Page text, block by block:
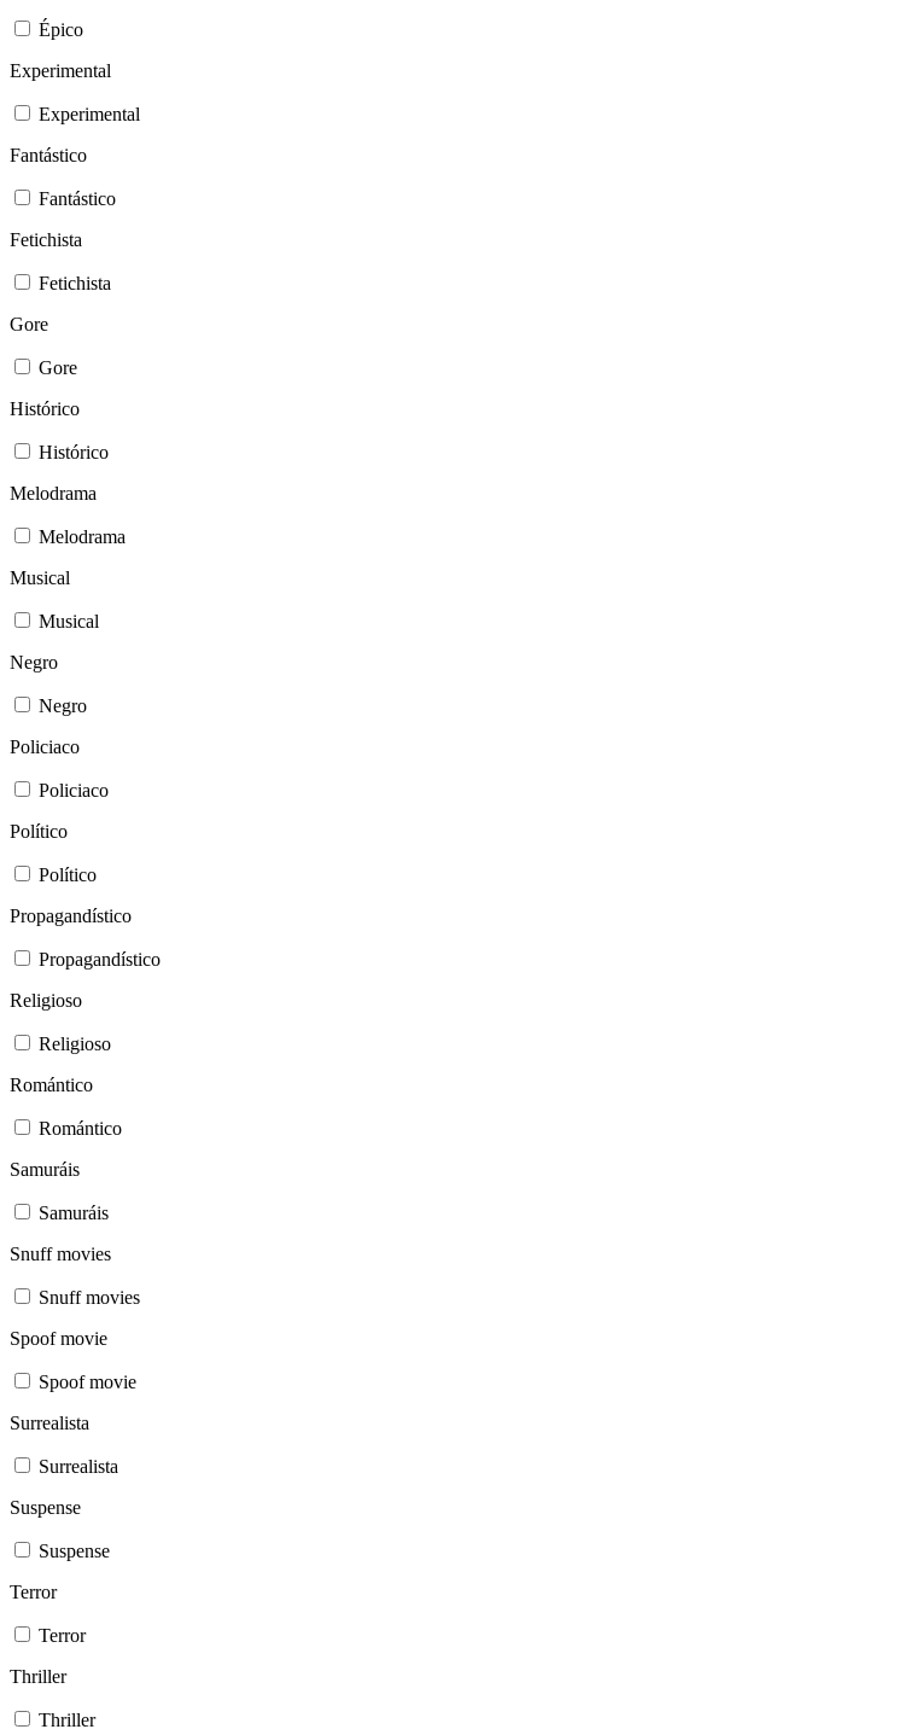
Épico
Experimental
Experimental
Fantástico
Fantástico
Fetichista
Fetichista
Gore
Gore
Histórico
Histórico
Melodrama
Melodrama
Musical
Musical
Negro
Negro
Policiaco
Policiaco
Político
Político
Propagandístico
Propagandístico
Religioso
Religioso
Romántico
Romántico
Samuráis
Samuráis
Snuff movies
Snuff movies
Spoof movie
Spoof movie
Surrealista
Surrealista
Suspense
Suspense
Terror
Terror
Thriller
Thriller